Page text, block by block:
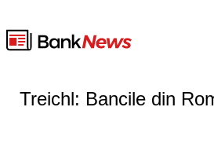
Treichl: Bancile din